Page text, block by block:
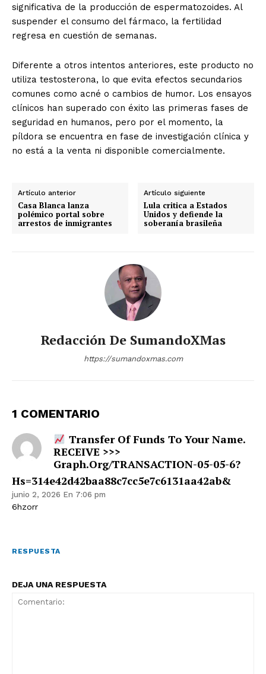
significativa de la producción de espermatozoides. Al
suspender el consumo del fármaco, la fertilidad
regresa en cuestión de semanas.
Diferente a otros intentos anteriores, este producto no
utiliza testosterona, lo que evita efectos secundarios
comunes como acné o cambios de humor. Los ensayos
clínicos han superado con éxito las primeras fases de
seguridad en humanos, pero por el momento, la
píldora se encuentra en fase de investigación clínica y
no está a la venta ni disponible comercialmente.
Artículo anterior
Casa Blanca lanza
polémico portal sobre
arrestos de inmigrantes
Artículo siguiente
Lula critica a Estados
Unidos y defiende la
soberanía brasileña
Redacción De SumandoXMas
https://sumandoxmas.com
1 COMENTARIO
Transfer Of Funds To Your Name.
RECEIVE >>>
Graph.org/TRANSACTION-05-05-6?
Hs=314e42d42baa88c7cc5e7c6131aa42ab&
junio 2, 2026 En 7:06 pm
6hzorr
RESPUESTA
DEJA UNA RESPUESTA